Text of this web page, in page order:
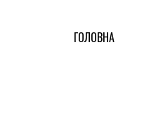
ГОЛОВНА